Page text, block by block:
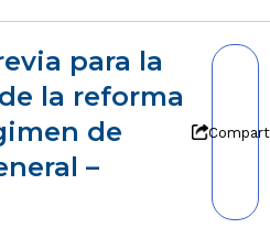
la reforma
de
–